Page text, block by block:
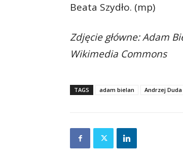
Beata Szydło. (mp)
Zdjęcie główne: Adam
Wikimedia Commons
TAGS adam bielan Andrzej Duda